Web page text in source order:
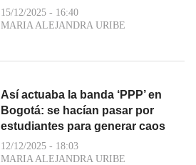
15/12/2025 - 16:40
MARIA ALEJANDRA URIBE
Así actuaba la banda ‘PPP’ en
Bogotá: se hacían pasar por
estudiantes para generar caos
12/12/2025 - 18:03
MARIA ALEJANDRA URIBE